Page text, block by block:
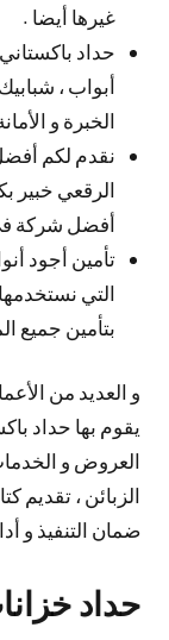
غيرها أيضا .
حداد
أبواب ،
الخبرة و
نقدم لكم
الرقعي خبير
أفضل شركة في
تأمين أجود
التي
بتأمين جميع
و العديد من
يقوم بها حداد
العروض و
الزبائن ، تقديم
ضمان التنفيذ و
حداد